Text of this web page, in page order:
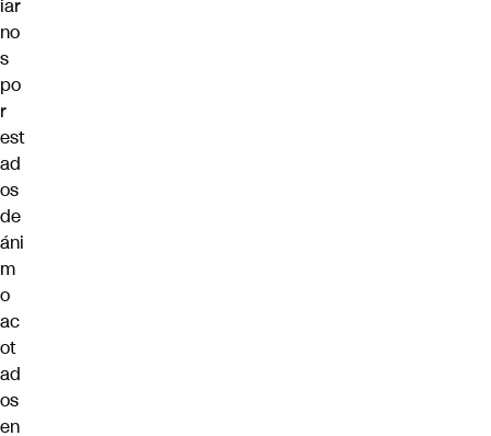
iar
no
s
po
r
est
ad
os
de
áni
m
o
ac
ot
ad
os
en